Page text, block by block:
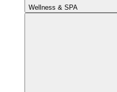
Wellness & SPA